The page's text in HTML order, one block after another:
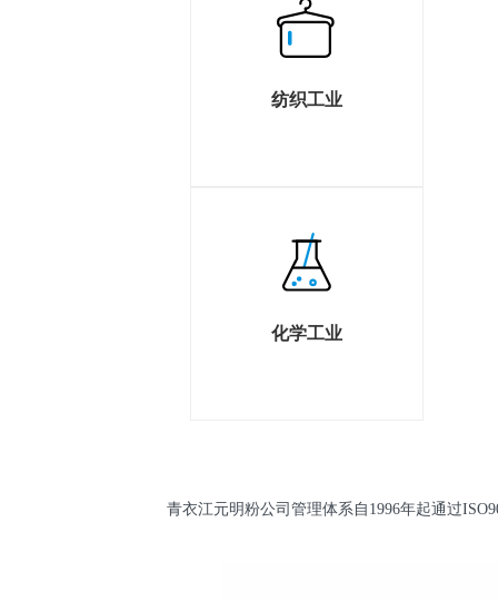
纺织工业
化学工业
青衣江元明粉公司管理体系自1996年起通过